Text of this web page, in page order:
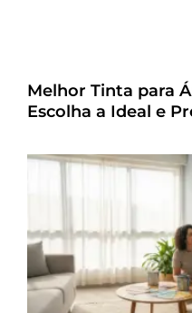
Melhor Tinta para
Escolha a Ideal e